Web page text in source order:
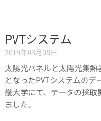
PVTシステム
2019年03月08日
太陽光パネルと太陽光集熱
となったPVTシステムのデ
畿大学にて、データの採取
ました。